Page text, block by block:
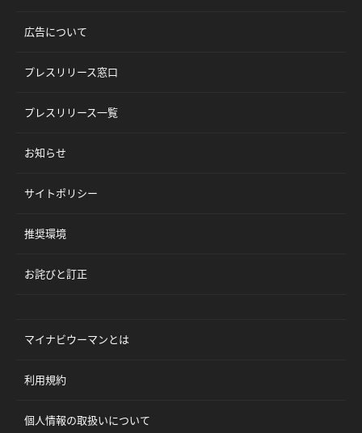
広告について
プレスリリース窓口
プレスリリース一覧
お知らせ
サイトポリシー
推奨環境
お詫びと訂正
マイナビウーマンとは
利用規約
個人情報の取扱いについて